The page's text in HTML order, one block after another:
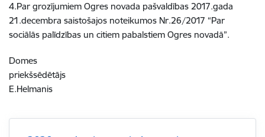
4.Par grozījumiem Ogres novada pašvaldības 2017.gada
21.decembra saistošajos noteikumos Nr.26/2017 “Par
sociālās palīdzības un citiem pabalstiem Ogres novadā”.
Domes
priekšsēdētājs
E.Helmanis